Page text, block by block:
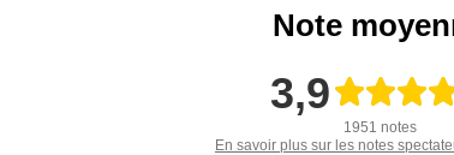
Note
3,9
1951 notes
En savoir plus sur les notes